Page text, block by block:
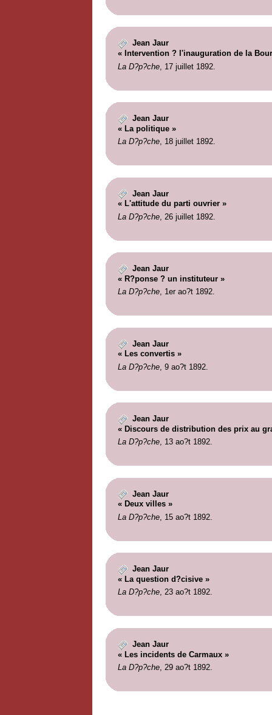
Jean Jaur
« Intervention ? l'inauguration de la
La D?p?che, 17 juillet 1892.
Jean Jaur
« La politique »
La D?p?che, 18 juillet 1892.
Jean Jaur
« L'attitude du parti ouvrier »
La D?p?che, 26 juillet 1892.
Jean Jaur
« R?ponse ? un instituteur »
La D?p?che, 1er ao?t 1892.
Jean Jaur
« Les convertis »
La D?p?che, 9 ao?t 1892.
Jean Jaur
« Discours de distribution des prix au
La D?p?che, 13 ao?t 1892.
Jean Jaur
« Deux villes »
La D?p?che, 15 ao?t 1892.
Jean Jaur
« La question d?cisive »
La D?p?che, 23 ao?t 1892.
Jean Jaur
« Les incidents de Carmaux »
La D?p?che, 29 ao?t 1892.